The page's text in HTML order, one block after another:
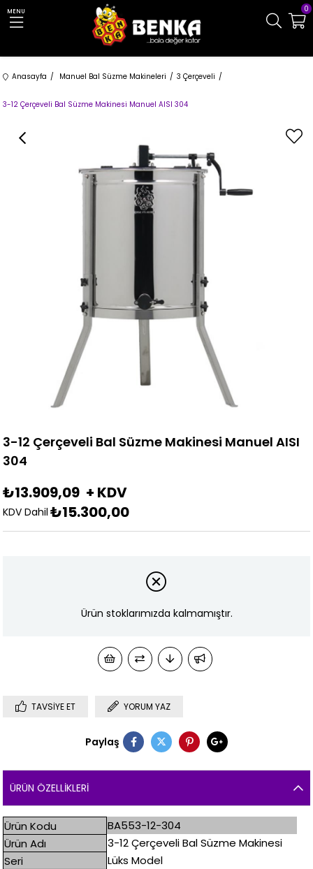
MENU 0
Anasayfa Manuel Bal Süzme Makineleri 3 Çerçeveli
3-12 Çerçeveli Bal Süzme Makinesi Manuel AISI 304
3-12 Çerçeveli Bal Süzme Makinesi Manuel AISI
304
₺13.909,09 + KDV
KDV Dahil ₺15.300,00
Ürün stoklarımızda kalmamıştır.
TAVSIYE ET YORUM YAZ
Paylaş
ÜRÜN ÖZELLIKLERI
Ürün Kodu
BA553-12-304
Ürün Adı
3-12 Çerçeveli Bal Süzme Makinesi
Seri
Lüks Model